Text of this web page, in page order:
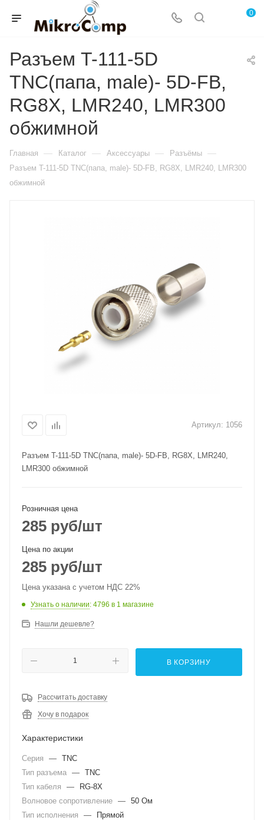
0
Разъем T-111-5D
TNC(папа, male)- 5D-FB,
RG8X, LMR240, LMR300
обжимной
Главная — Каталог — Аксессуары — Разъёмы —
Разъем T-111-5D TNC(папа, male)- 5D-FB, RG8X, LMR240, LMR300
обжимной
Артикул: 1056
Разъем T-111-5D TNC(папа, male)- 5D-FB, RG8X, LMR240,
LMR300 обжимной
Розничная цена
285 руб/шт
Цена по акции
285 руб/шт
Цена указана с учетом НДС 22%
Узнать о наличии: 4796 в 1 магазине
Нашли дешевле?
В КОРЗИНУ
Рассчитать доставку
Хочу в подарок
Характеристики
Серия — TNC
Тип разъема — TNC
Тип кабеля
—
RG-8X
Волновое сопротивление — 50 Ом
Тип исполнения
—
Прямой